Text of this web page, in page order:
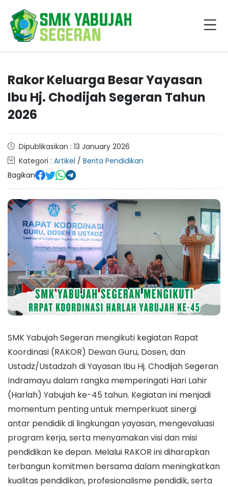
Rakor Keluarga Besar Yayasan
Ibu Hj. Chodijah Segeran Tahun
2026
Dipublikasikan : 13 January 2026
Kategori : Artikel / Berita Pendidikan
Bagikan
SMK Yabujah Segeran mengikuti kegiatan Rapat
Koordinasi (RAKOR) Dewan Guru, Dosen, dan
Ustadz/Ustadzah di Yayasan Ibu Hj. Chodijah Segeran
Indramayu dalam rangka memperingati Hari Lahir
(Harlah) Yabujah ke-45 tahun. Kegiatan ini menjadi
momentum penting untuk memperkuat sinergi
antar pendidik di lingkungan yayasan, mengevaluasi
program kerja, serta menyamakan visi dan misi
pendidikan ke depan. Melalui RAKOR ini diharapkan
terbangun komitmen bersama dalam meningkatkan
kualitas pendidikan, profesionalisme pendidik, serta